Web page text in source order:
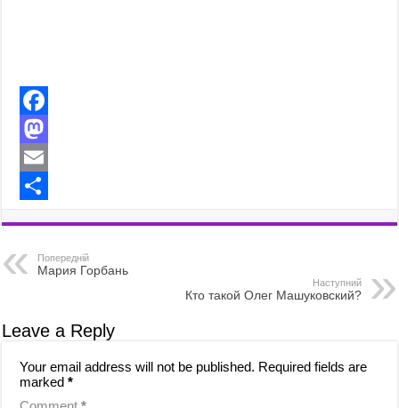
F
a
c
o
k
M
a
o
o
E
ia
e
Попередній
Мария Горбань
Наступний
Кто такой Олег Машуковский?
Leave a Reply
Your email address will not be published. Required fields are
marked*